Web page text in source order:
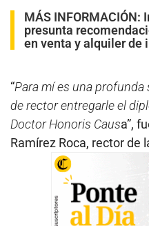
MÁS INFORMACIÓN:
presunta
en venta y alquiler de
“Para mí es una
de rector entregarle el
Doctor Honoris Causa”,
Ramírez Roca, rector de